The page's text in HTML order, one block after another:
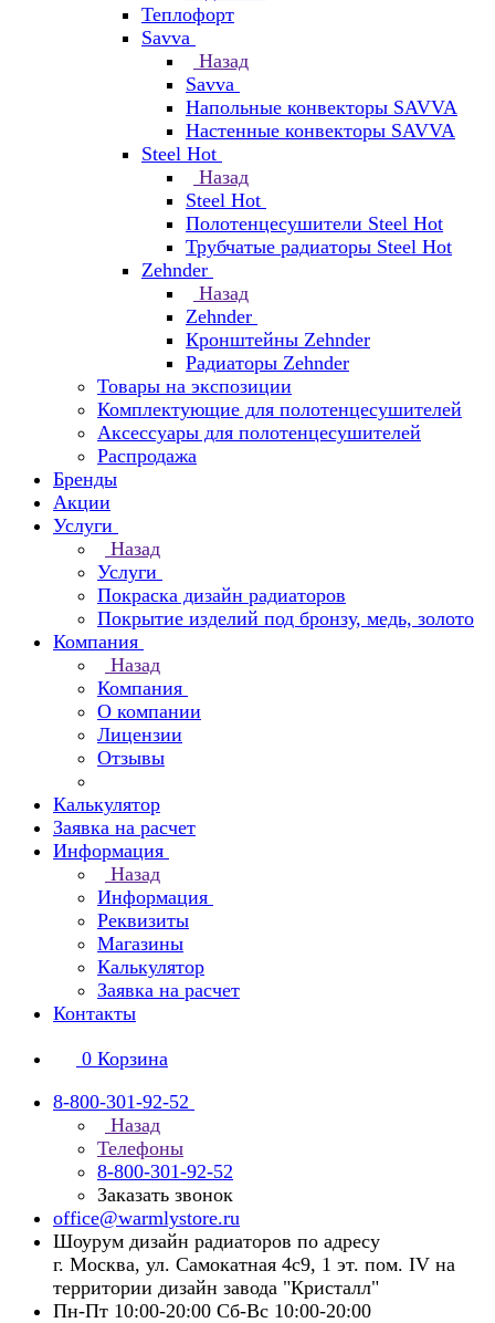
Теплофорт
Savva
Назад
Savva
Напольные конвекторы SAVVA
Настенные конвекторы SAVVA
Steel Hot
Назад
Steel Hot
Полотенцесушители Steel Hot
Трубчатые радиаторы Steel Hot
Zehnder
Назад
Zehnder
Кронштейны Zehnder
Радиаторы Zehnder
Товары на экспозиции
Комплектующие для полотенцесушителей
Аксессуары для полотенцесушителей
Распродажа
Бренды
Акции
Услуги
Назад
Услуги
Покраска дизайн радиаторов
Покрытие изделий под бронзу, медь, золото
Компания
Назад
Компания
О компании
Лицензии
Отзывы
Калькулятор
Заявка на расчет
Информация
Назад
Информация
Реквизиты
Магазины
Калькулятор
Заявка на расчет
Контакты
0 Корзина
8-800-301-92-52
Назад
Телефоны
8-800-301-92-52
Заказать звонок
office@warmlystore.ru
Шоурум дизайн радиаторов по адресу
г. Москва, ул. Самокатная 4с9, 1 эт. пом. IV на
территории дизайн завода "Кристалл"
Пн-Пт 10:00-20:00 Сб-Вс 10:00-20:00